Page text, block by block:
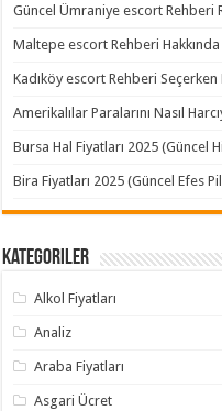
Güncel Ümraniye escort Rehberi
Maltepe escort Rehberi
Kadıköy escort Rehberi
Amerikalılar Paralarını Nasıl
Bursa Hal Fiyatları 2025 (Güncel
Bira Fiyatları 2025 (Güncel Efes
Kategoriler
Alkol Fiyatları
Analiz
Araba Fiyatları
Asgari Ücret